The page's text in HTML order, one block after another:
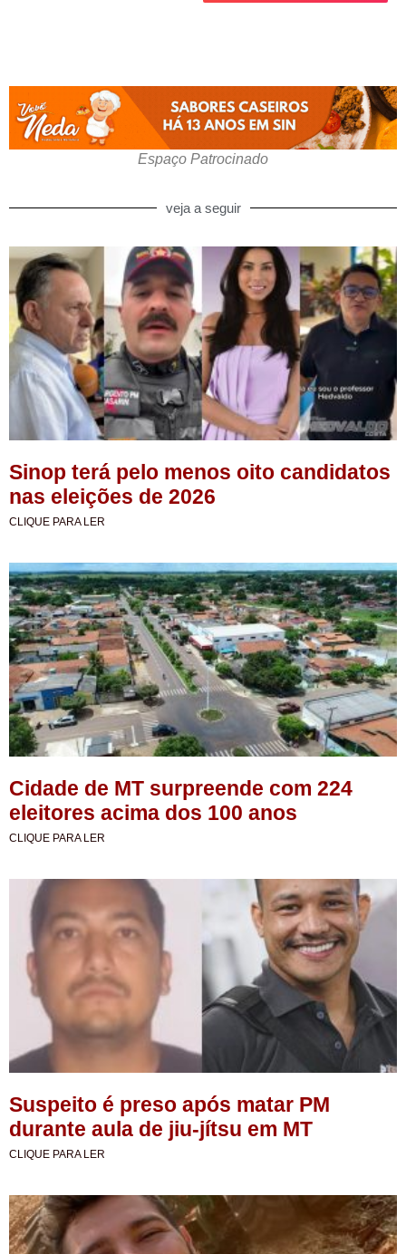
Espaço Patrocinado
veja a seguir
Sinop terá pelo menos oito candidatos
nas eleições de 2026
CLIQUE PARA LER
Cidade de MT surpreende com 224
eleitores acima dos 100 anos
CLIQUE PARA LER
Suspeito é preso após matar PM
durante aula de jiu-jítsu em MT
CLIQUE PARA LER